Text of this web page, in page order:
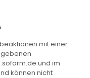
mit einer
und im
können nicht